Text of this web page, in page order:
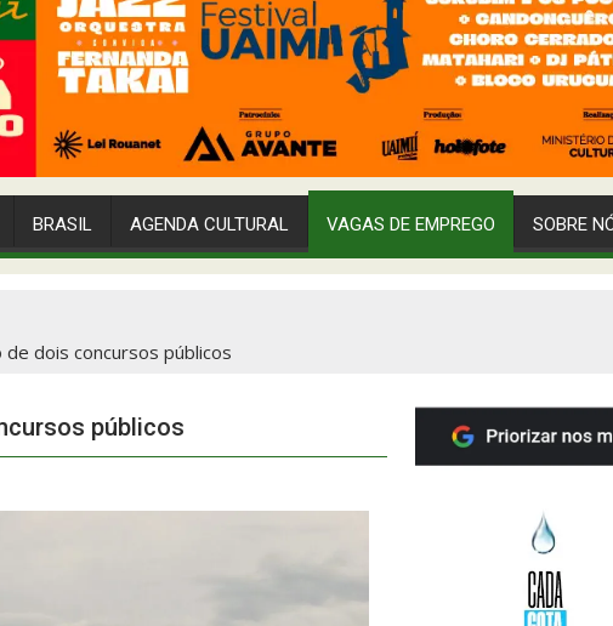
BRASIL AGENDA CULTURAL VAGAS DE EMPREGO SOBRE
dois concursos públicos
públicos